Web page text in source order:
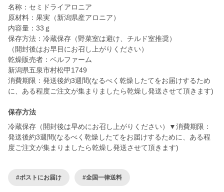
名称：セミドライアロニア
原材料：果実（新潟県産アロニア）
内容量：33ｇ
保存方法：冷蔵保存（野菜室は避け、チルド室推奨）
（開封後はお早目にお召し上がりください）
乾燥販売者：ベルファーム
新潟県五泉市村松甲1749
消費期限：発送後約3週間(なるべく乾燥したてをお届けするため
に、ある程度ご注文が集まりましたら乾燥し発送させて頂きます)
保存方法
冷蔵保存（開封後は早めにお召し上がりください）▼消費期限：
発送後約3週間(なるべく乾燥したてをお届けするために、ある程
度ご注文が集まりましたら乾燥し発送させて頂きます)
#ポストにお届け #全国一律送料